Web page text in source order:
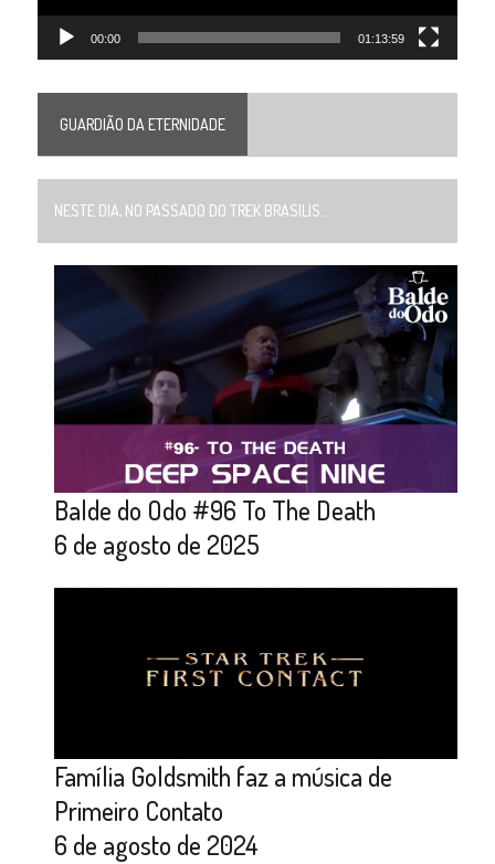
00:00 01:13:59
GUARDIÃO DA ETERNIDADE
NESTE DIA, NO PASSADO DO TREK BRASILIS...
Balde do Odo #96 To The Death
6 de agosto de 2025
Família Goldsmith faz a música de
Primeiro Contato
6 de agosto de 2024